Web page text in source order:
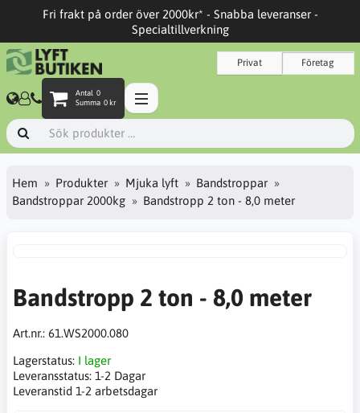
Fri frakt på order över 2000kr* - Snabba leveranser -
Specialtillverkning
Privat Företag
Antal 0
Summa 0 kr
Hem Produkter Mjuka lyft
Bandstroppar
Bandstroppar 2000kg
Bandstropp 2 ton - 8,0 meter
Bandstropp 2 ton - 8,0 meter
Art.nr.: 61.WS2000.080
Lagerstatus: I lager
Leveransstatus: 1-2 Dagar
Leveranstid 1-2 arbetsdagar